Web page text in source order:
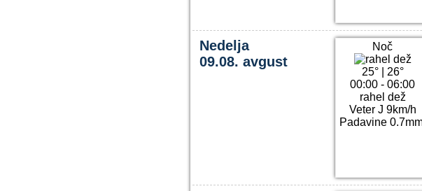
Nedelja
09.08. avgust
Noč
25°| 26°
00:00 - 06:00
rahel dež
Veter J 9km/h
Padavine